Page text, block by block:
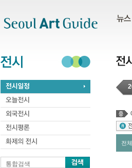
통합검색
전체